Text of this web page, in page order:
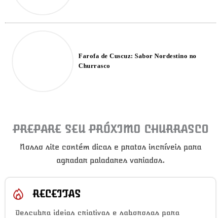
Farofa de Cuscuz: Sabor Nordestino no
Churrasco
PREPARE SEU PRÓXIMO CHURRASCO
Nosso site contém dicas e pratos incríveis para
agradar paladares variados.
RECEITAS
Descubra ideias criativas e saborosas para